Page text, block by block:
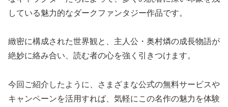
している魅力的なダークファンタジー作品です。
緻密に構成された世界観と、主人公・奥村燐の成長物語が
絶妙に絡み合い、読む者の心を強く引きつけます。
今回ご紹介したように、さまざまな公式の無料サービスや
キャンペーンを活用すれば、気軽にこの名作の魅力を体験